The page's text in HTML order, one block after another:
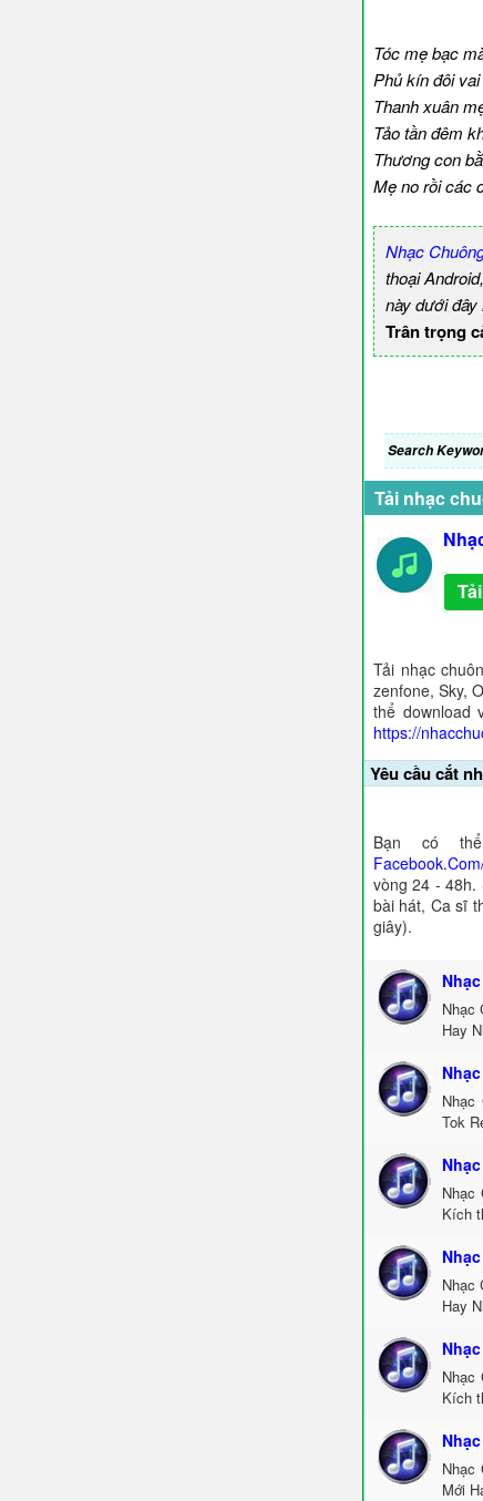
Tóc mẹ bạc
Phủ kín đôi
Thanh xuân
Tảo tần đêm
Thương con
Mẹ no rồi các
Nhạc
thoại
này dưới đây
Trân trọng
Search
Tải nhạc
Tải nhạc
zenfone, Sky,
thể download
https://
Yêu cầu cắt
Bạn có
vòng 24 - 48h.
bài hát, Ca sĩ
giây).
Nhạc
Hay
Tok
Nhạc
Kích
Nhạc
Hay
Nhạc
Kích
Nhạc
Mới